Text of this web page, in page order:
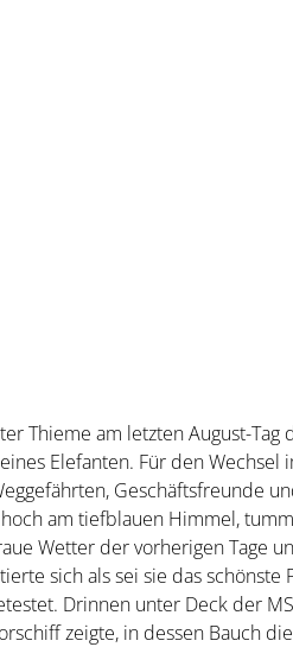
Thieme am letzten August-
Elefanten. Für den Wechsel
Geschäftsfreunde
am tiefblauen Himmel,
Wetter der vorherigen Tage
sich als sei sie das schönste
Drinnen unter Deck der
zeigte, in dessen Bauch